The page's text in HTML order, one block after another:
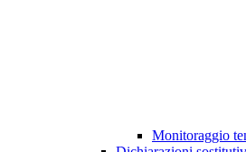
Monitoraggio